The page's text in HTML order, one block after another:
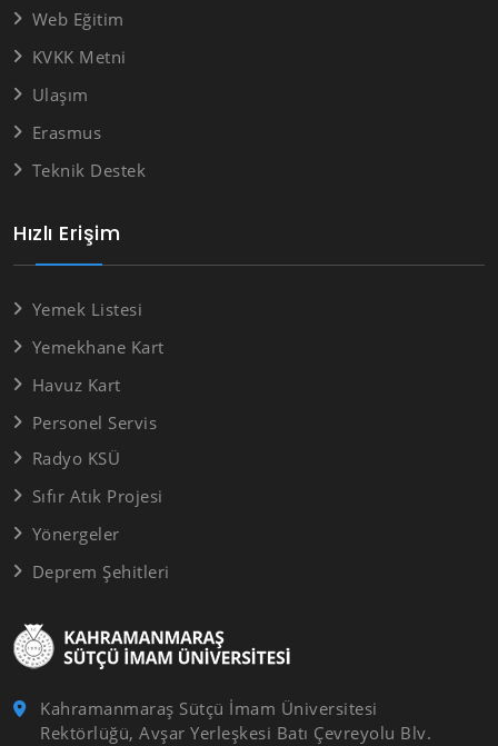
Kahramanmaraş Sütçü İmam Üniversitesi
Rektörlüğü, Avşar Yerleşkesi Batı Çevreyolu Blv.
Hızlı Erişim
Yemek Listesi
Yemekhane Kart
Havuz Kart
Personel Servis
Radyo KSÜ
Sıfır Atık Projesi
Yönergeler
Deprem Şehitleri
Web Eğitim
KVKK Metni
Ulaşım
Erasmus
Teknik Destek